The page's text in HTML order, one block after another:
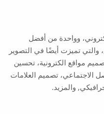
وواحدة من أفضل
تميزت أيضًا في التصوير
مواقع الكترونية، تحسين
الاجتماعي، تصميم العلامات
والمزيد.